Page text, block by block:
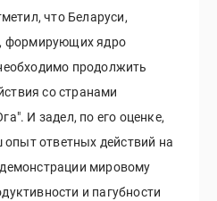
что Беларуси,
формирующих ядро
продолжить
со странами
И задел, по его оценке,
опыт ответных действий на
мировому
и пагубности